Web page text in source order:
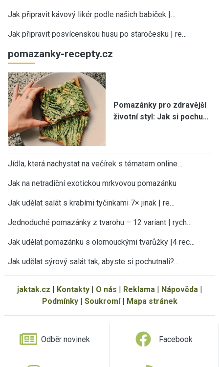
Jak připravit kávový likér podle našich babiček |…
Jak připravit posvícenskou husu po staročesku | re…
pomazanky-recepty.cz
Pomazánky pro zdravější
životní styl: Jak si pochu…
Jídla, která nachystat na večírek s tématem online…
Jak na netradiční exotickou mrkvovou pomazánku
Jak udělat salát s krabími tyčinkami 7× jinak | re…
Jednoduché pomazánky z tvarohu – 12 variant | rych…
Jak udělat pomazánku s olomouckými tvarůžky |4 rec…
Jak udělat sýrový salát tak, abyste si pochutnali?…
jaktak.cz | Kontakty| O nás | Reklama | Nápověda |
Podmínky| Soukromí| Mapa stránek
Odběr novinek Facebook